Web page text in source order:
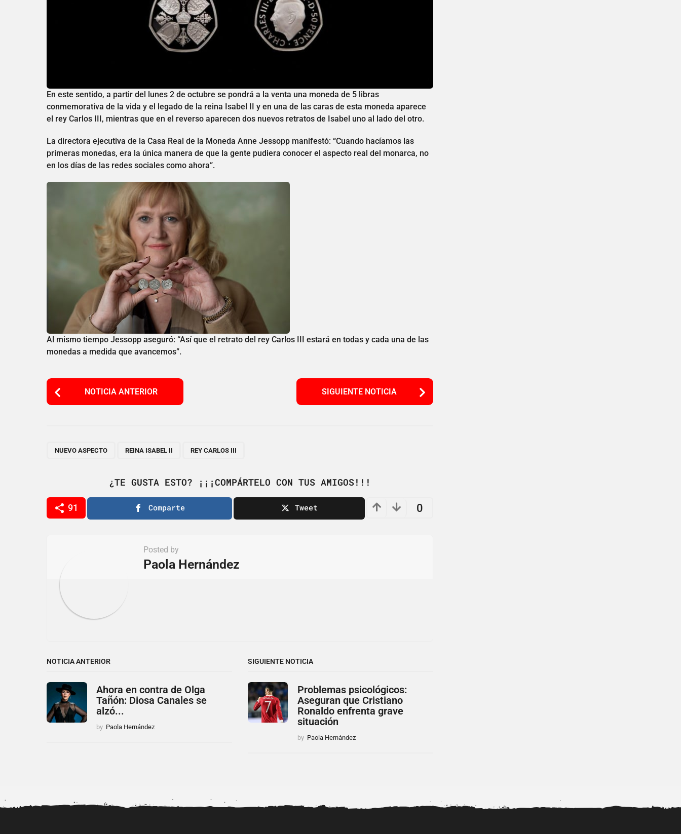
En este sentido, a partir del lunes 2 de octubre se pondrá a la venta una moneda de 5 libras
conmemorativa de la vida y el legado de la reina Isabel II y en una de las caras de esta moneda aparece
el rey Carlos III, mientras que en el reverso aparecen dos nuevos retratos de Isabel uno al lado del otro.
La directora ejecutiva de la Casa Real de la Moneda Anne Jessopp manifestó: “Cuando hacíamos las
primeras monedas, era la única manera de que la gente pudiera conocer el aspecto real del monarca, no
en los días de las redes sociales como ahora”.
Al mismo tiempo Jessopp aseguró: “Así que el retrato del rey Carlos III estará en todas y cada una de las
monedas a medida que avancemos”.
P
o
P
i
n
NOTICIA ANTERIOR SIGUIENTE NOTICIA
NUEVO ASPECTO REINA ISABEL II REY CARLOS III
¿TE GUSTA ESTO? ¡¡¡COMPÁRTELO CON TUS AMIGOS!!!
91 0
Comparte Tweet
Posted by
Paola Hernández
NOTICIA ANTERIOR
Ahora en contra de Olga
Tañón: Diosa Canales se
alzó...
by Paola Hernández
SIGUIENTE NOTICIA
Problemas psicológicos:
Aseguran que Cristiano
Ronaldo enfrenta grave
situación
by Paola Hernández